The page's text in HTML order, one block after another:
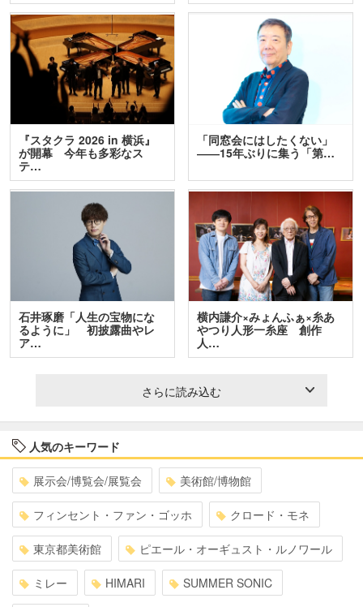
『スタクラ 2026 in 横浜』
が開幕 今年も多彩なス
テ…
「同窓会にはしたくない」
――15年ぶりに集う「第…
石井琢磨「人生の宝物にな
るように」 初披露曲やレ
ア…
横内謙介×みょんふぁ×糸あ
やつり人形一糸座 創作
人…
さらに読み込む
人気のキーワード
展示会/博覧会/展覧会 美術館/博物館
フィンセント・ファン・ゴッホ クロード・モネ
東京都美術館 ピエール・オーギュスト・ルノワール
ミレー HIMARI SUMMER SONIC